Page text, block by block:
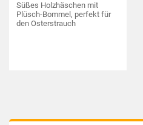
Süßes Holzhäschen mit
Plüsch-Bommel, perfekt für
den Osterstrauch